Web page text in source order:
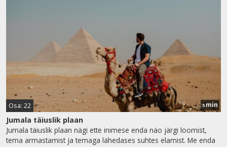
Osa: 22 5min
Jumala täiuslik plaan
Jumala täiuslik plaan nägi ette inimese enda näo järgi loomist,
tema armastamist ja temaga lähedases suhtes elamist. Me enda